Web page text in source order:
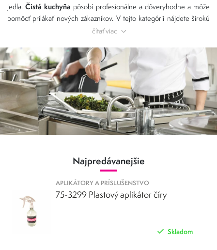
jedla.Čistá kuchyňa pôsobí profesionálne a dôveryhodne a môže
pomôcť prilákať nových zákazníkov. V tejto kategórii nájdete širokú
škálu produktov priemyselnej chémie Metaflux, ktoré sú určené na
produkty sú
účinné pri odstraňovaní všetkých druhov nečistôt,
vrátane pripáleného tuku, mastnoty, škvŕn od jedla a nápojov,
ako aj baktérií a iných mikroorganizmov.
Naše prostriedky
priemyselnej chémiesú navrhnutétak, aby boli
bezpečné na
použitie v potravinárskom priemysle.Sú vyrobené z
vysokokvalitných surovín a spĺňajú všetky príslušné bezpečnostné a
hygienické normy.
sporákov a grilov
digestorov a odsávačov pár
pracovných plôch a zariadení
chladiacich boxov a chladničiek
podláh a stien a pod.
Pri výbere
čítať viac
Najpredávanejšie
APLIKÁTORY A PRÍSLUŠENSTVO
75-3299 Plastový aplikátor číry
Skladom